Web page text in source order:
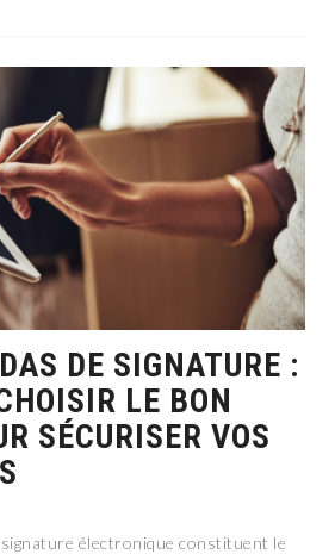
DE SIGNATURE :
LE BON
SÉCURISER VOS
signature électronique constituent le